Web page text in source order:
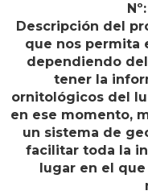
Descripción del
que nos permita
dependiendo
tener la
ornitológicos del
en ese momento,
un sistema de
facilitar toda la
lugar en el